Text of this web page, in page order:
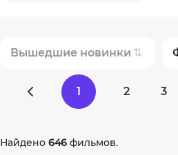
Вышедшие новинки
1 2 3
Найдено 646 фильмов.